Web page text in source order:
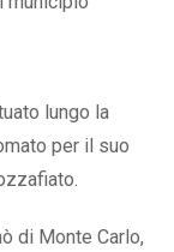
lungo la
per il suo
di Monte Carlo,